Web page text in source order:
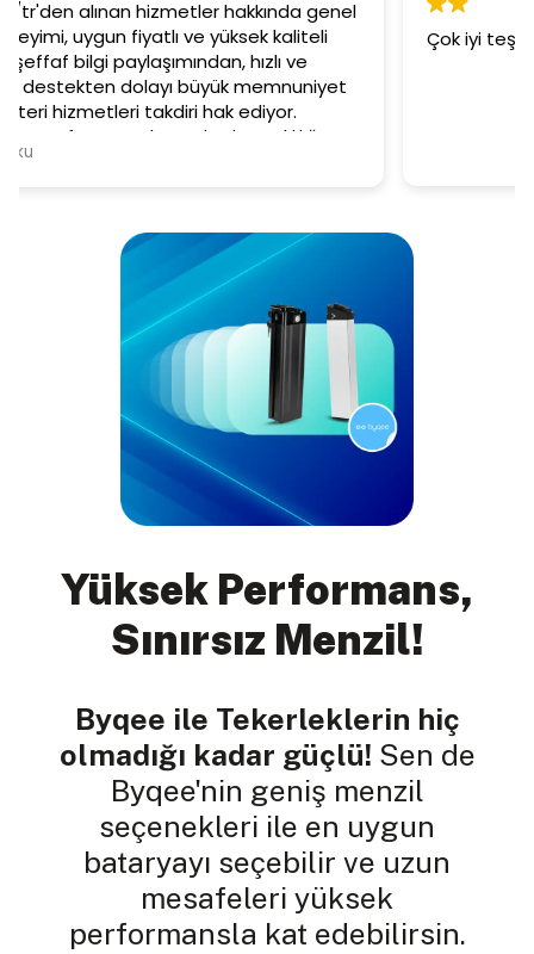
Yüksek Performans,
Sınırsız Menzil!
Byqee ile Tekerleklerin hiç
olmadığı kadar güçlü! Sen de
Byqee'nin geniş menzil
seçenekleri ile en uygun
bataryayı seçebilir ve uzun
mesafeleri yüksek
performansla kat edebilirsin.